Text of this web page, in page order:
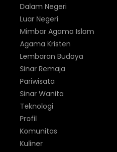
Dalam Negeri
Luar Negeri
Mimbar Agama Islam
Agama Kristen
Lembaran Budaya
Sinar Remaja
Pariwisata
Sinar Wanita
Teknologi
Profil
Komunitas
Kuliner